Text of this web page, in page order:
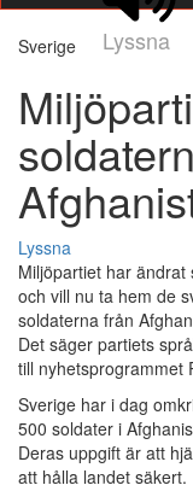
Lyssna
Sverige
Lyssna
Miljöpartiet har ändrat
och vill nu ta hem de
soldaterna från
Det säger partiets
till nyhetsprogrammet
Sverige har i dag
500 soldater i
Deras uppgift är att
att hålla landet säkert.